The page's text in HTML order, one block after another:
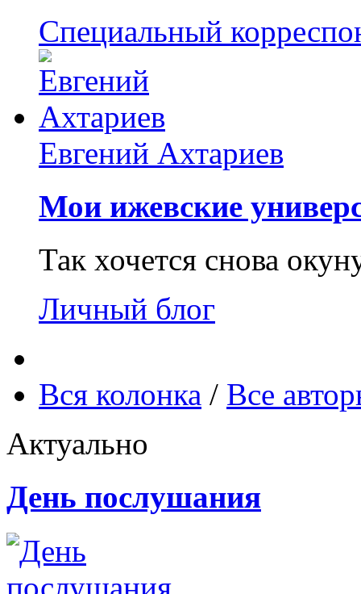
Специальный
Евгений Ахтариев
Мои ижевские
Так хочется снова
Личный блог
Вся колонка / Все
Актуально
День послушания